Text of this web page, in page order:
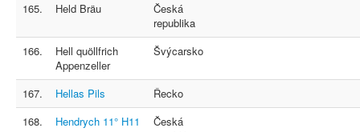
165.
Held Bräu
Česká
republika
166.
Hell quöllfrich
Appenzeller
Švýcarsko
167. Hellas Pils
Řecko
168.
Hendrych 11° H11
Česká